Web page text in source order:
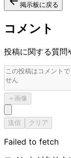
掲示板に戻る
コメント
投稿に関する質問
＋ 画像
送信 クリア
Failed to fetch